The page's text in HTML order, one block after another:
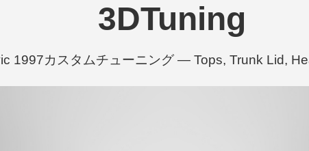
3DTuning
1997カスタムチューニング — Tops, Trunk Lid,